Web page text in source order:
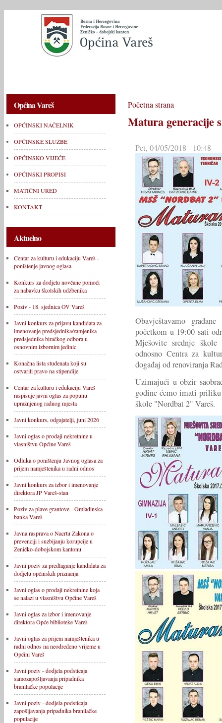
Općina Vareš
OPĆINSKI NAČELNIK
OPĆINSKE SLUŽBE
OPĆINSKO VIJEĆE
OPĆINSKI PROPISI
MATIČNI URED
KONTAKT
Aktuelno
Centar za kulturu i edukaciju Vareš -
poništenje javnog oglasa
Konkurs za dodjelu novčane pomoći
za nabavku školskih udžbenika
Poziv - 18. sjednica OV Vareš
Javni konkurs za prijavu kandidata za
imenovanje predsjednika/zamjenika
predsjednika biračkog odbora u
osnovnim izbornim jedinic
Konačna lista studenata koji su
ostvarili pravo na stipendije
Centar za kulturu i edukaciju Vareš
raspisuje javni oglas za popunu
upražnjenog radnog mjesta
Javni konkurs, odgajatelji, juni 2026
Javni oglas o prodaji nekretnine u
vlasništvu Općine Vareš
Odluka o poništenju Javnog oglasa za
prijem namještenika u radni odnos
Javni konkurs za izbor i imenovanje
direktora JP Vareš-stan
Poziv za plave grantove - Omladinska
banka Vareš
Javna rasprava o Nacrtu Zakona o
prevenciji i suzbijanju korupcije u
Zeničko-dobojskom kantonu
Javni poziv za predlaganje kandidata za
dodjelu općinskih priznanja
Javni oglas o prodaji nekretnine koja
se nalazi u vlasništvu Općine Vareš
Javni oglas za izbor i imenovanje
direktora Opće biblioteke Vareš
Javni oglas za prijem namještenika u
radni odnos na neodređeno vrijeme u
Općini Vareš
Javni poziv - dodjela podsticaja
samozapošljavanja pripadnika
branilačke populacije
Javni poziv - dodjela podsticaja
zapošljavanja pripadnika branilačke
populacije
Početna strana
Matura generacije
Pet, 04/05/2018 - 10:48
Obavještavamo
početkom u 19:00 sati
Mješovite srednje
odnosno Centra za
događaj od renoviranja
Uzimajući u obzir
godine ćemo imati
škole "Nordbat 2" Vareš.